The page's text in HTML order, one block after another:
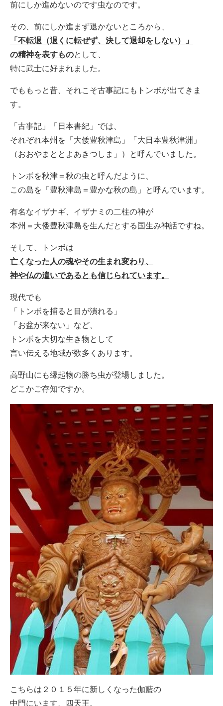
前にしか進めないのです虫なのです。
その、前にしか進まず退かないところから、
「不転退（退くに転ぜず、決して退却をしない）」
の精神を表すものとして、
特に武士に好まれました。
でももっと昔、それこそ古事記にもトンボが出てきま
す。
「古事記」「日本書紀」では、
それぞれ本州を「大倭豊秋津島」「大日本豊秋津洲」
（おおやまととよあきつしま」）と呼んでいました。
トンボを秋津＝秋の虫と呼んだように、
この島を「豊秋津島＝豊かな秋の島」と呼んでいます。
有名なイザナギ、イザナミの二柱の神が
本州＝大倭豊秋津島を生んだとする国生み神話ですね。
そして、トンボは
亡くなった人の魂やその生まれ変わり、
神や仏の遣いであるとも信じられています。
現代でも
「トンボを捕ると目が潰れる」
「お盆が来ない」など、
トンボを大切な生き物として
言い伝える地域が数多くあります。
高野山にも縁起物の勝ち虫が登場しました。
どこかご存知ですか。
こちらは２０１５年に新しくなった伽藍の
中門にいます、四天王。